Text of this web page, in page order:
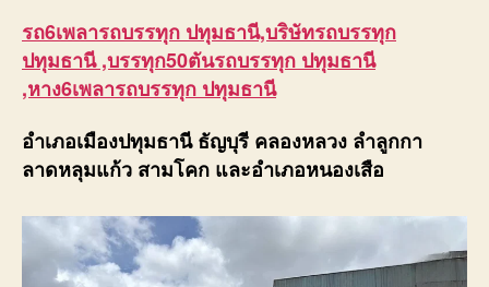
รถ6เพลารถบรรทุก ปทุมธานี,บริษัทรถบรรทุก
ปทุมธานี ,บรรทุก50ตันรถบรรทุก ปทุมธานี
,หาง6เพลารถบรรทุก ปทุมธานี
อำเภอเมืองปทุมธานี ธัญบุรี คลองหลวง ลำลูกกา
ลาดหลุมแก้ว สามโคก และอำเภอหนองเสือ